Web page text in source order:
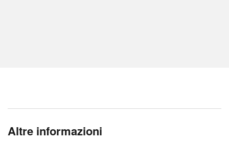
Altre informazioni